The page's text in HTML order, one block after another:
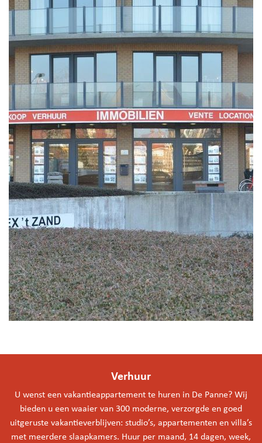
Verhuur
U wenst een vakantieappartement te huren in De Panne? Wij
bieden u een waaier van 300 moderne, verzorgde en goed
uitgeruste vakantieverblijven: studio’s, appartementen en villa’s
met meerdere slaapkamers. Huur per maand, 14 dagen, week,